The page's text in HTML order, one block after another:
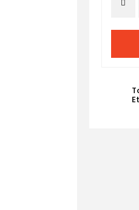
Et